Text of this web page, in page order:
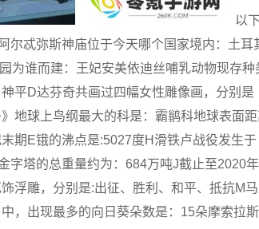
以
尔忒弥斯神庙位于今天哪个国家境内：土
为谁而建：王妃安美依迪丝哺乳动物现存
平D达芬奇共画过四幅女性雕像画，分别
地球上鸟纲最大的科是：霸鹟科地球表面
末期E锇的沸点是:5027度H滑铁卢战役发生
字塔的总重量约为：684万吨J截止至2020
浮雕，分别是:出征、胜利、和平、抵抗M
，出现最多的向日葵朵数是：15朵摩索拉